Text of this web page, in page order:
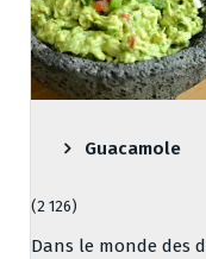
Guacamole
(2 126)
Dans le monde des